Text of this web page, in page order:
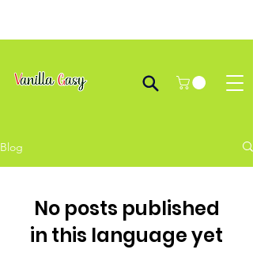
Blog
No posts published
in this language yet